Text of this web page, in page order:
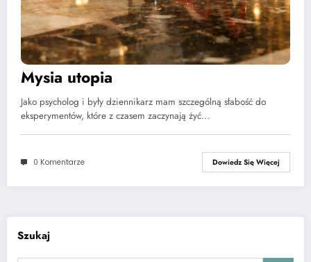
Mysia utopia
Jako psycholog i były dziennikarz mam szczególną słabość do
eksperymentów, które z czasem zaczynają żyć…
0 Komentarze Dowiedz Się Więcej
Szukaj